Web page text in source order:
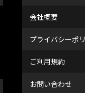
会社概要
プライバシーポ
ご利用規約
お問い合わせ